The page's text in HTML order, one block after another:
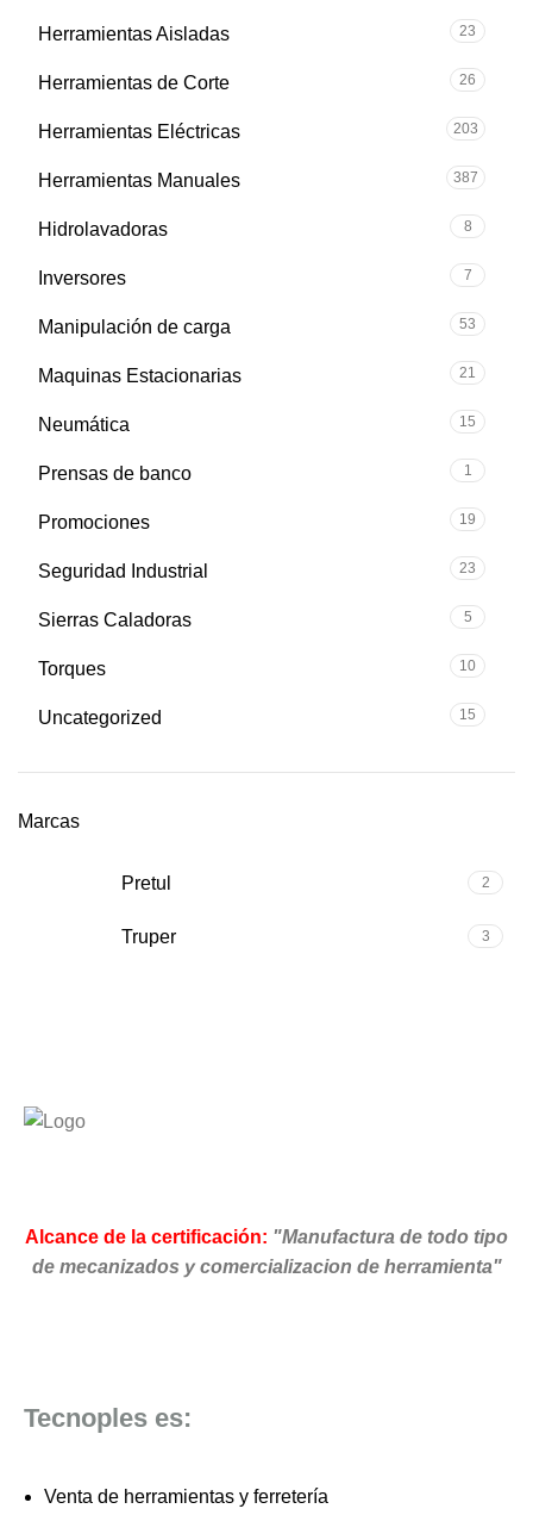
Herramientas Aisladas 23
Herramientas de Corte 26
Herramientas Eléctricas 203
Herramientas Manuales 387
Hidrolavadoras 8
Inversores 7
Manipulación de carga 53
Maquinas Estacionarias 21
Neumática 15
Prensas de banco 1
Promociones 19
Seguridad Industrial 23
Sierras Caladoras 5
Torques 10
Uncategorized 15
Marcas
Pretul 2
Truper 3
Alcance de la certificación: "Manufactura de todo tipo
de mecanizados y comercializacion de herramienta"
Tecnoples es:
Venta de herramientas y ferretería